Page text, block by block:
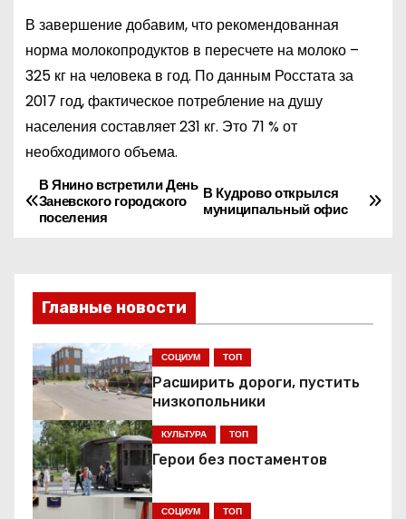
В завершение добавим, что рекомендованная
норма молокопродуктов в пересчете на молоко –
325 кг на человека в год. По данным Росстата за
2017 год, фактическое потребление на душу
населения составляет 231 кг. Это 71 % от
необходимого объема.
Н
а
г
а
ц
и
я
В Кудрово открылся
муниципальный офис
В Янино встретили День
Заневского городского
поселения
Главные новости
СОЦИУМ ТОП
Расширить дороги, пустить
низкопольники
КУЛЬТУРА ТОП
Герои без постаментов
СОЦИУМ ТОП